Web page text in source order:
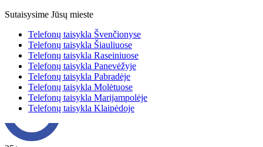
Sutaisysime Jūsų mieste
Telefonų taisykla Švenčionyse
Telefonų taisykla Šiauliuose
Telefonų taisykla Raseiniuose
Telefonų taisykla Panevėžyje
Telefonų taisykla Pabradėje
Telefonų taisykla Molėtuose
Telefonų taisykla Marijampolėje
Telefonų taisykla Klaipėdoje